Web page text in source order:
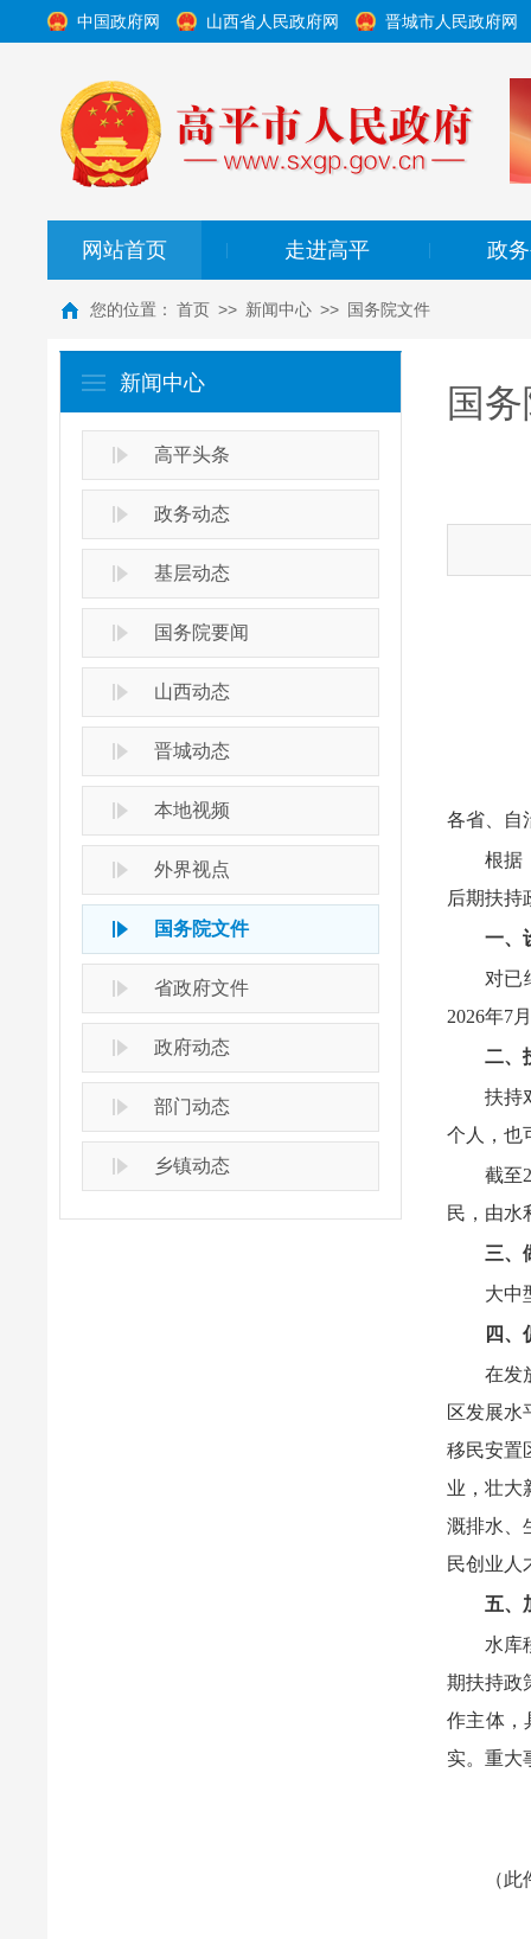
中国政府网 山西省人民政府网 晋城市人民政府网
网站首页 走进高平 政
您的位置： 首页 >> 新闻中心 >> 国务院文件
新闻中心
高平头条
政务动态
基层动态
国务院要闻
山西动态
晋城动态
本地视频
外界视点
国务院文件
省政府文件
政府动态
部门动态
乡镇动态
国
各省、自
根据
后期扶持
一、
对已
2026年7
二、
扶持
个人，也
截至
民，由水
三、
大中
四、
在发
区发展水
移民安置
业，壮大
溉排水、
民创业人
五、
水库
期扶持政
作主体，
实。重大
（